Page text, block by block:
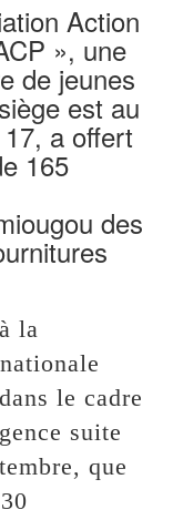
Action
», une
de jeunes
est au
a offert
165
des
la
le cadre
suite
que